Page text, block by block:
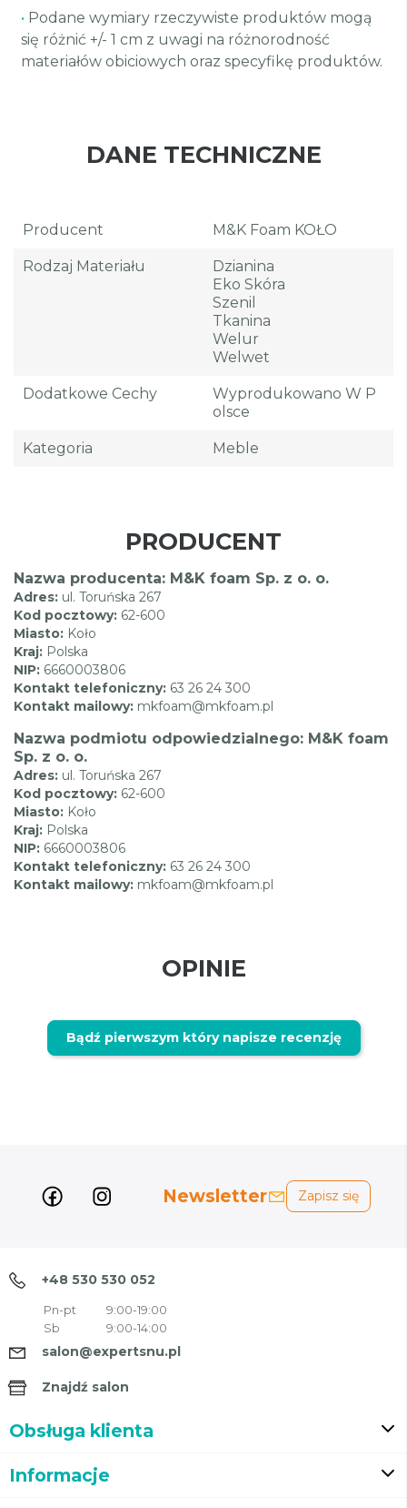
• Podane wymiary rzeczywiste produktów mogą
się różnić +/- 1 cm z uwagi na różnorodność
materiałów obiciowych oraz specyfikę produktów.
DANE TECHNICZNE
Producent M&K Foam KOŁO
Rodzaj Materiału
Dzianina
Eko Skóra
Szenil
Tkanina
Welur
Welwet
Dodatkowe Cechy
Wyprodukowano W P
Olsce
Kategoria Meble
PRODUCENT
Nazwa producenta: M&K foam Sp. z o. o.
Adres: ul. Toruńska 267
Kod pocztowy: 62-600
Miasto: Koło
Kraj: Polska
NIP: 6660003806
Kontakt telefoniczny: 63 26 24 300
Kontakt mailowy: mkfoam@mkfoam.pl
Nazwa podmiotu odpowiedzialnego: M&K foam
Sp. z o. o.
Adres: ul. Toruńska 267
Kod pocztowy: 62-600
Miasto: Koło
Kraj: Polska
NIP: 6660003806
Kontakt telefoniczny: 63 26 24 300
Kontakt mailowy: mkfoam@mkfoam.pl
OPINIE
Bądź pierwszym który napisze recenzję
Newsletter Zapisz się
+48 530 530 052
Pn-pt
9:00-19:00
Sb
9:00-14:00
salon@expertsnu.pl
Znajdź salon
Obsługa klienta
Informacje